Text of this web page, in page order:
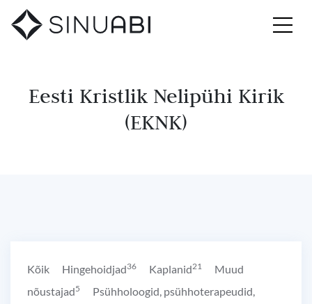
Eesti Kristlik Nelipühi Kirik
(EKNK)
Kõik Hingehoidjad36 Kaplanid21
Muud
nõustajad5
Psühholoogid, psühhoterapeudid,